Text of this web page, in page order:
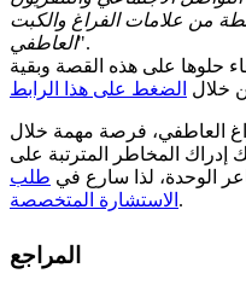
من علامات الفراغ والكبت
العاطفي".
حلوها على هذه القصة وبقية
خلال الضغط على هذا الرابط
العاطفي، فرصة مهمة خلال
المخاطر المترتبة على
الوحدة، لذا سارع في طلب
الاستشارة المتخصصة .